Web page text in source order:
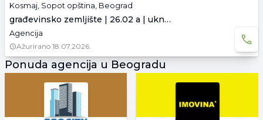
Kosmaj, Sopot opština, Beograd
građevinsko zemljište | 26.02 a | uknjiženo
Agencija
Ažurirano 18.07.2026.
Ponuda agencija u Beogradu